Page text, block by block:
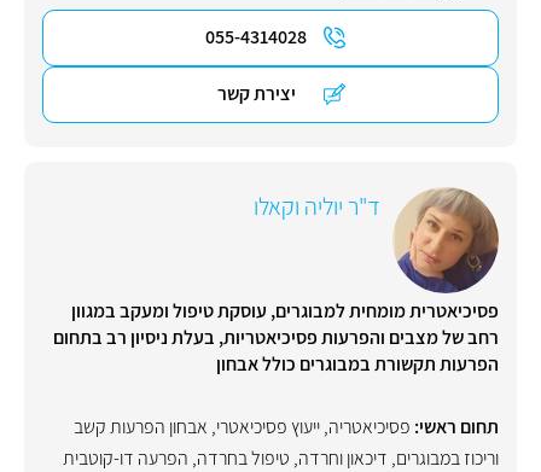
055-4314028
יצירת קשר
ד"ר יוליה וקאלו
פסיכיאטרית מומחית למבוגרים, עוסקת טיפול ומעקב במגוון
רחב של מצבים והפרעות פסיכיאטריות, בעלת ניסיון רב בתחום
הפרעות תקשורת במבוגרים כולל אבחון
תחום ראשי: פסיכיאטריה,ייעוץ פסיכיאטרי, אבחון הפרעות קשב
וריכוז במבוגרים, דיכאון וחרדה, טיפול בחרדה, הפרעה דו-קוטבית